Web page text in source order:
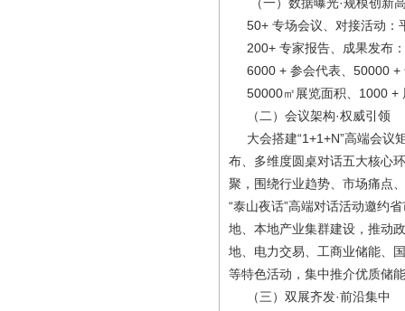
50+ 专场会议、对接活动：
200+ 专家报告、成果发布：
6000 + 参会代表、50000 +
50000㎡展览面积、1000 +
（二）会议架构·权威引领
大会搭建“1+1+N”高端会议
布、多维度圆桌对话五大核心
聚，围绕行业趋势、市场痛点
“泰山夜话”高端对话活动邀约
地、本地产业集群建设，推动
地、电力交易、工商业储能、
等特色活动，集中推介优质储
（三）双展齐发·前沿集中